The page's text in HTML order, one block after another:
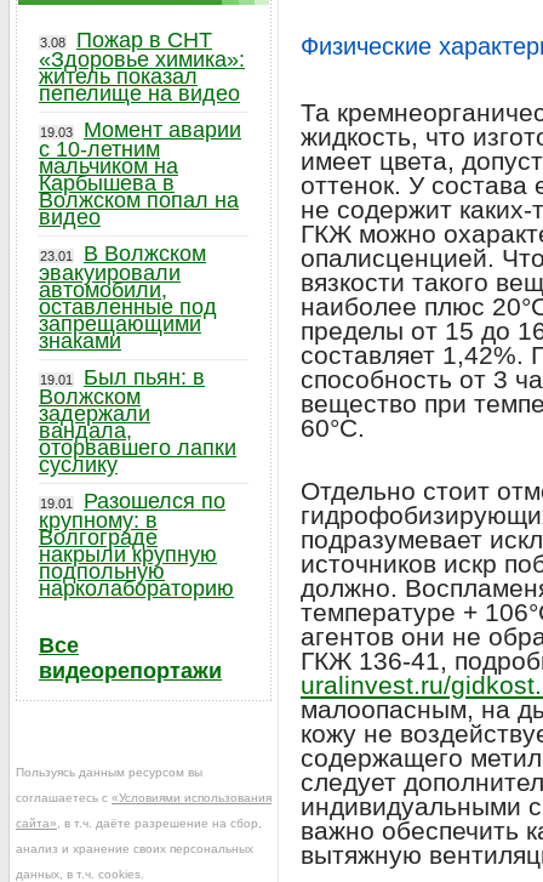
Физические
Та
жидкость, что
имеет цвета,
оттенок. У состава
не содержит
ГКЖ можно
опалисценцией.
вязкости такого
наиболее плюс
пределы от 15 до
составляет
способность от 3
вещество при
60°C.
Отдельно стоит
подразумевает
источников искр
должно.
температуре +
агентов они не
ГКЖ 136-41,
uralinvest.ru/
малоопасным, на
кожу не
содержащего
следует
индивидуальными
важно обеспечить
вытяжную
3.08
Пожар в СНТ
«Здоровье химика»:
житель показал
пепелище на видео
19.03
Момент аварии
с 10-летним
мальчиком на
Карбышева в
Волжском попал на
видео
23.01
В Волжском
эвакуировали
автомобили,
оставленные под
запрещающими
знаками
19.01
Был пьян: в
Волжском
задержали
вандала,
оторвавшего лапки
суслику
19.01
Разошелся по
крупному: в
Волгограде
накрыли крупную
подпольную
нарколабораторию
Все
видеорепортажи
Пользуясь данным ресурсом вы
соглашаетесь с «Условиями использования
сайта» , в т.ч. даёте разрешение на сбор,
анализ и хранение своих персональных
данных, в т.ч. cookies.